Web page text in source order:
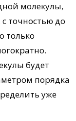
молекулы,
точностью до
только
будет
порядка
уже